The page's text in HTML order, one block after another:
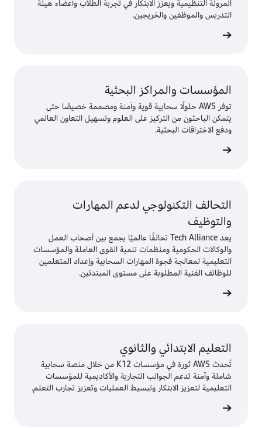
المرونة التنظيمية ويعزز الابتكار في تجربة الطلاب وأعضاء هيئة
التدريس والموظفين والخريجين.
المؤسسات والمراكز البحثية
توفر AWS حلولًا سحابية قوية وآمنة ومصممة خصيصًا حتى
يتمكن الباحثون من التركيز على العلوم وتسهيل التعاون العالمي
ودفع الاختراقات البحثية.
التحالف التكنولوجي لدعم المهارات
والتوظيف
يعد Tech Alliance تحالفًا عالميًا يجمع بين أصحاب العمل
والوكالات الحكومية ومنظمات تنمية القوى العاملة والمؤسسات
التعليمية لمعالجة فجوة المهارات السحابية وإعداد المتعلمين
للوظائف الفنية المطلوبة على مستوى المبتدئين.
التعليم الابتدائي والثانوي
تُحدث AWS ثورة في مؤسسات K12 من خلال منصة سحابية
شاملة وآمنة تدعم الجوانب التجارية والأكاديمية للمؤسسات
التعليمية لتعزيز الابتكار وتبسيط العمليات وتعزيز تجارب التعلم.